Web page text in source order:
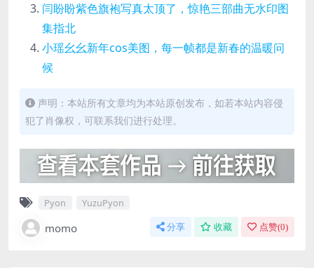
闫盼盼紫色旗袍写真太顶了，惊艳三部曲无水印图
集指北
小瑶幺幺新年cos美图，每一帧都是新春的温暖问
候
声明：本站所有文章均为本站原创发布，如若本站内容侵
犯了肖像权，可联系我们进行处理。
Pyon YuzuPyon
momo 分享 收藏 点赞(0)